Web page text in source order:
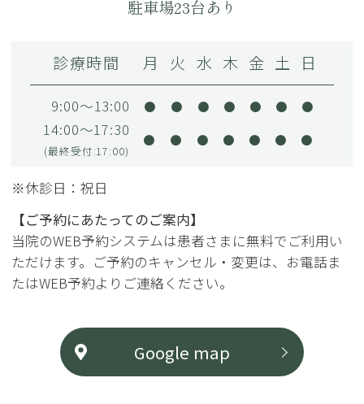
駐車場23台あり
診療時間 月 火 水 木 金 土 日
9:00～13:00 ● ● ● ● ● ● ●
14:00～17:30
(最終受付:17:00)
● ● ● ● ● ● ●
※休診日：祝日
【ご予約にあたってのご案内】
当院のWEB予約システムは患者さまに無料でご利用い
ただけます。ご予約のキャンセル・変更は、お電話ま
たはWEB予約よりご連絡ください。
Google map